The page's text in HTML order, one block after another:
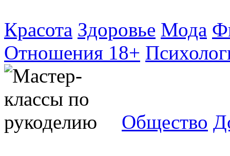
Красота Здоровье Мода
Отношения 18+
Общество